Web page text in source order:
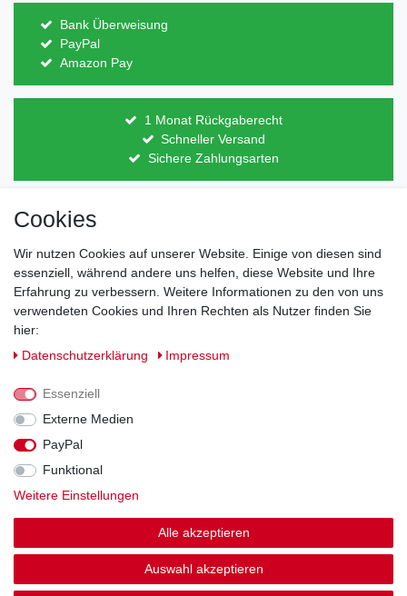
Bank Überweisung
PayPal
Amazon Pay
1 Monat Rückgaberecht
Schneller Versand
Sichere Zahlungsarten
Direkt vom Hersteller
Lagerware
Barrierefreiheitserklärung
© Copyright 2026 | Alle Rechte vorbehalten.
Cookies
Wir nutzen Cookies auf unserer Website. Einige von diesen sind
essenziell, während andere uns helfen, diese Website und Ihre
Erfahrung zu verbessern. Weitere Informationen zu den von uns
verwendeten Cookies und Ihren Rechten als Nutzer finden Sie
hier:
Daten­schutz­erklärung
Impressum
Essenziell
Externe Medien
PayPal
Funktional
Weitere Einstellungen
Alle akzeptieren
Auswahl akzeptieren